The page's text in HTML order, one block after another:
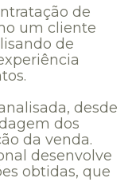
de
um cliente
de
desde
dos
da venda.
desenvolve
obtidas, que